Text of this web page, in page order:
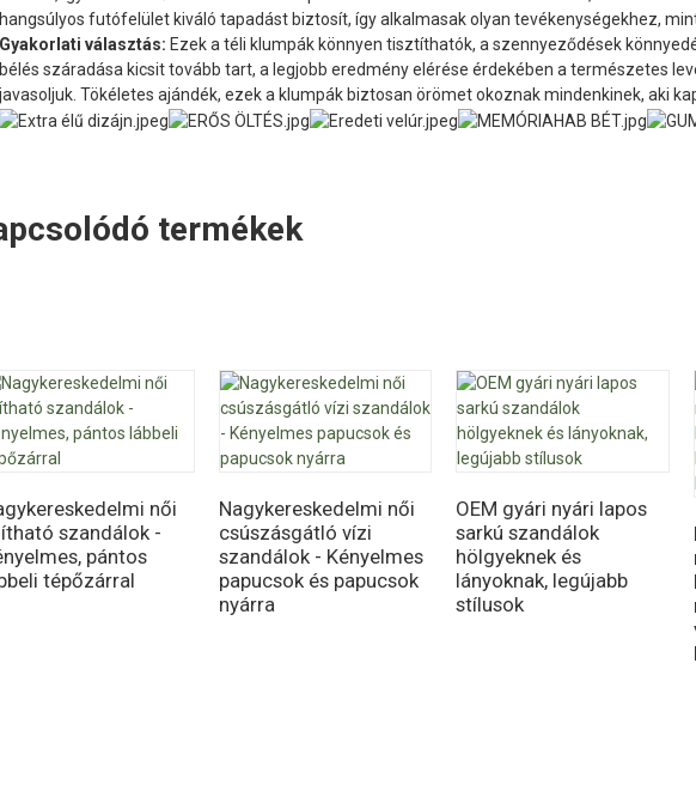
hangsúlyos futófelület kiváló tapadást biztosít, így alkalmasak olyan tevékenységekhez,
Gyakorlati választás: Ezek a téli klumpák könnyen tisztíthatók, a szennyeződések
bélés száradása kicsit tovább tart, a legjobb eredmény elérése érdekében a természetes
javasoljuk. Tökéletes ajándék, ezek a klumpák biztosan örömet okoznak mindenkinek, aki
termékek
női
szandálok -
pántos
tépőzárral
Nagykereskedelmi női
csúszásgátló vízi
szandálok - Kényelmes
papucsok és papucsok
nyárra
OEM gyári nyári lapos
sarkú szandálok
hölgyeknek és
lányoknak, legújabb
stílusok